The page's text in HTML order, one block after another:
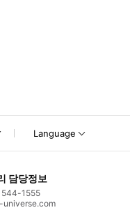
Language
담당정보
1555
universe.com